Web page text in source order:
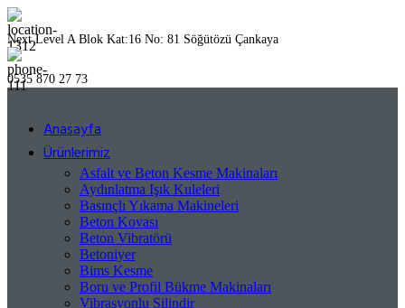
Next Level A Blok Kat:16 No: 81 Söğütözü Çankaya
0535 870 27 73
Anasayfa
Ürünlerimiz
Asfalt ve Beton Kesme Makinaları
Aydınlatma Işık Kuleleri
Basınçlı Yıkama Makineleri
Beton Kovası
Beton Vibratörü
Betoniyer
Bims Kesme
Boru ve Profil Bükme Makinaları
Vibrasyonlu Silindir